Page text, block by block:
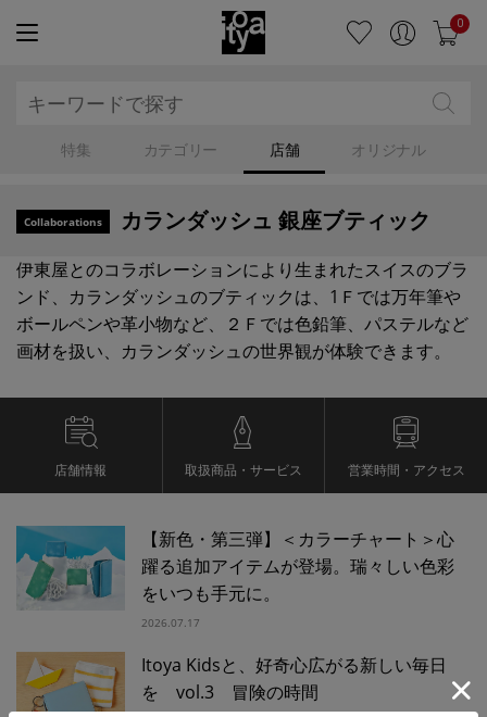
0
特集 カテゴリー 店舗 オリジナル
Collaborations カランダッシュ 銀座ブティック
伊東屋とのコラボレーションにより生まれたスイスのブラ
ンド、カランダッシュのブティックは、1Ｆでは万年筆や
ボールペンや革小物など、２Ｆでは色鉛筆、パステルなど
画材を扱い、カランダッシュの世界観が体験できます。
店舗情報 取扱商品・サービス 営業時間・アクセス
【新色・第三弾】＜カラーチャート＞心
躍る追加アイテムが登場。瑞々しい色彩
をいつも手元に。
2026.07.17
Itoya Kidsと、好奇心広がる新しい毎日
を vol.3 冒険の時間